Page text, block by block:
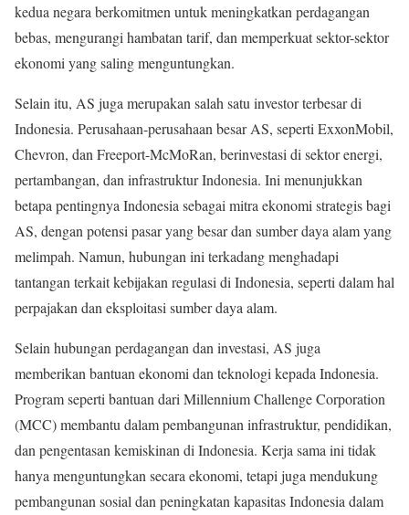
kedua negara berkomitmen untuk meningkatkan perdagangan
bebas, mengurangi hambatan tarif, dan memperkuat sektor-sektor
ekonomi yang saling menguntungkan.
Selain itu, AS juga merupakan salah satu investor terbesar di
Indonesia. Perusahaan-perusahaan besar AS, seperti ExxonMobil,
Chevron, dan Freeport-McMoRan, berinvestasi di sektor energi,
pertambangan, dan infrastruktur Indonesia. Ini menunjukkan
betapa pentingnya Indonesia sebagai mitra ekonomi strategis bagi
AS, dengan potensi pasar yang besar dan sumber daya alam yang
melimpah. Namun, hubungan ini terkadang menghadapi
tantangan terkait kebijakan regulasi di Indonesia, seperti dalam hal
perpajakan dan eksploitasi sumber daya alam.
Selain hubungan perdagangan dan investasi, AS juga
memberikan bantuan ekonomi dan teknologi kepada Indonesia.
Program seperti bantuan dari Millennium Challenge Corporation
(MCC) membantu dalam pembangunan infrastruktur, pendidikan,
dan pengentasan kemiskinan di Indonesia. Kerja sama ini tidak
hanya menguntungkan secara ekonomi, tetapi juga mendukung
pembangunan sosial dan peningkatan kapasitas Indonesia dalam